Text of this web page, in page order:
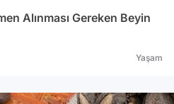
Alınması Gereken Beyin
Yaşam